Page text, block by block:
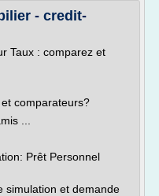
- credit-
Taux : comparez et
comparateurs?
...
Prêt Personnel
simulation et demande